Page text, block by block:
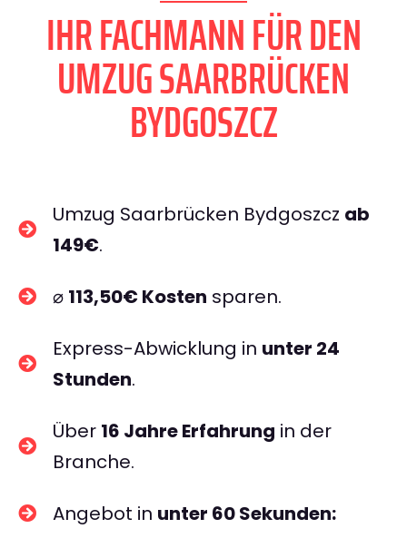
IHR FACHMANN FÜR DEN
UMZUG SAARBRÜCKEN
BYDGOSZCZ
Umzug Saarbrücken Bydgoszcz ab
149€.
⌀ 113,50€ Kosten sparen.
Express-Abwicklung in unter 24
Stunden.
Über 16 Jahre Erfahrung in der
Branche.
Angebot in unter 60 Sekunden: